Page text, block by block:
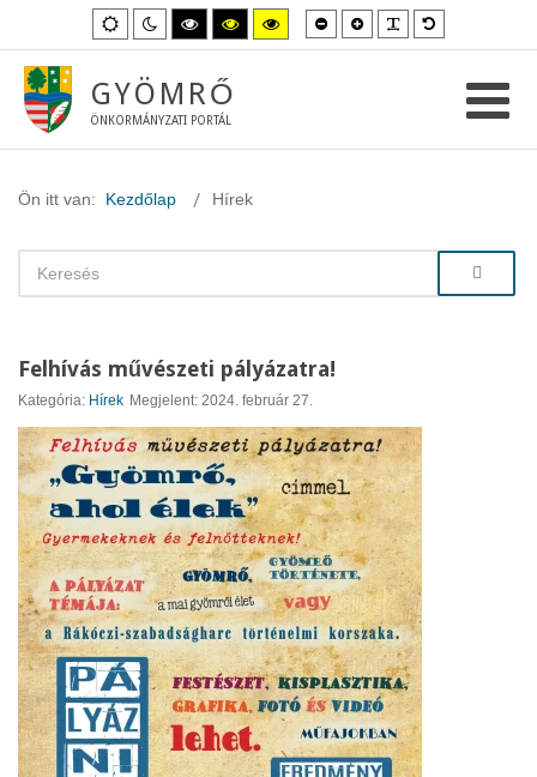
Alapértelmezett
mód
Éjszakai
mód
Magas
kontraszt
fekete-
mód.
Magas
kontraszt
fekete-
Magas
kontraszt
sárga-
Kisebb
betűméret
Nagyobb
betűméret
GYÖMRŐ
ÖNKORMÁNYZATI PORTÁL
Ön itt van: Kezdőlap Hírek
Felhívás művészeti pályázatra!
Kategória: Hírek Megjelent: 2024. február 27.